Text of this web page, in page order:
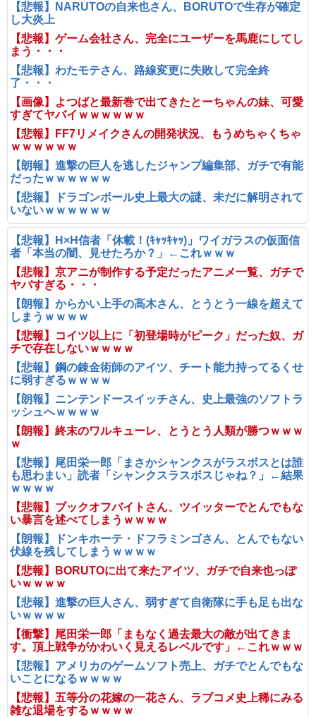
【悲報】NARUTOの自来也さん、BORUTOで生存が確定
し大炎上
【悲報】ゲーム会社さん、完全にユーザーを馬鹿にしてし
まう・・・
【悲報】わたモテさん、路線変更に失敗して完全終
了・・・
【画像】よつばと最新巻で出てきたとーちゃんの妹、可愛
すぎてヤバイｗｗｗｗｗｗ
【悲報】FF7リメイクさんの開発状況、もうめちゃくちゃ
ｗｗｗｗｗｗ
【朗報】進撃の巨人を逃したジャンプ編集部、ガチで有能
だったｗｗｗｗｗｗ
【悲報】ドラゴンボール史上最大の謎、未だに解明されて
いないｗｗｗｗｗｗ
【悲報】H×H信者「休載！(ｷｬｯｷｬｯ)」ワイガラスの仮面信
者「本当の闇、見せたろか？」←これｗｗｗ
【悲報】京アニが制作する予定だったアニメ一覧、ガチで
ヤバすぎる・・・
【朗報】からかい上手の高木さん、とうとう一線を超えて
しまうｗｗｗｗ
【悲報】コイツ以上に「初登場時がピーク」だった奴、ガ
チで存在しないｗｗｗｗ
【悲報】鋼の錬金術師のアイツ、チート能力持ってるくせ
に弱すぎるｗｗｗｗ
【朗報】ニンテンドースイッチさん、史上最強のソフトラ
ッシュへｗｗｗｗ
【朗報】終末のワルキューレ、とうとう人類が勝つｗｗｗ
ｗ
【悲報】尾田栄一郎「まさかシャンクスがラスボスとは誰
も思わまい」読者「シャンクスラスボスじゃね？」←結果
ｗｗｗｗ
【悲報】ブックオフバイトさん、ツイッターでとんでもな
い暴言を述べてしまうｗｗｗｗ
【朗報】ドンキホーテ・ドフラミンゴさん、とんでもない
伏線を残してしまうｗｗｗｗ
【悲報】BORUTOに出て来たアイツ、ガチで自来也っぽ
いｗｗｗｗ
【悲報】進撃の巨人さん、弱すぎて自衛隊に手も足も出な
いｗｗｗｗ
【衝撃】尾田栄一郎「まもなく過去最大の敵が出てきま
す。頂上戦争がかわいく見えるレベルです」←これｗｗｗ
【悲報】アメリカのゲームソフト売上、ガチでとんでもな
いことになるｗｗｗｗ
【悲報】五等分の花嫁の一花さん、ラブコメ史上稀にみる
雑な退場をするｗｗｗｗ